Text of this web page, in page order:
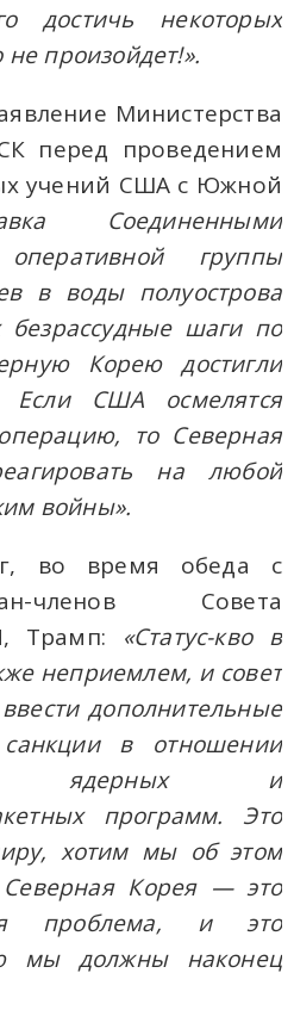
достичь некоторых
произойдет!».
Министерства
перед проведением
учений США с Южной
Соединенными
группы
в воды полуострова
безрассудные шаги по
Корею достигли
Если США осмелятся
то Северная
на любой
войны».
во время обеда с
членов Совета
Трамп: «Статус-кво в
неприемлем, и совет
дополнительные
в отношении
ядерных и
программ. Это
хотим мы об этом
Корея — это
проблема, и это
мы должны наконец